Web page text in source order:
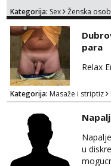
Kategorija: Sex Ženska
para
Relax
Kategorija: Masaže i striptiz
u